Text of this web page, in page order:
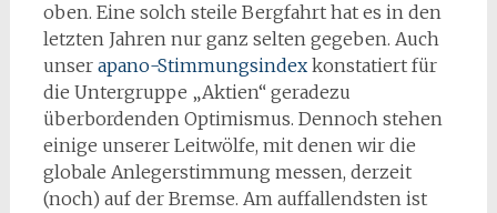
oben. Eine solch steile Bergfahrt hat es in den
letzten Jahren nur ganz selten gegeben. Auch
unser apano-Stimmungsindexkonstatiert für
die Untergruppe „Aktien“ geradezu
überbordenden Optimismus. Dennoch stehen
einige unserer Leitwölfe, mit denen wir die
globale Anlegerstimmung messen, derzeit
(noch) auf der Bremse. Am auffallendsten ist